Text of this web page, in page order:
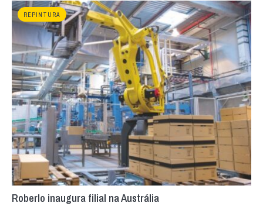
REPINTURA
Roberlo inaugura filial na Austrália